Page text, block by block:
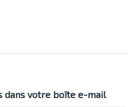
dans votre boîte e-mail